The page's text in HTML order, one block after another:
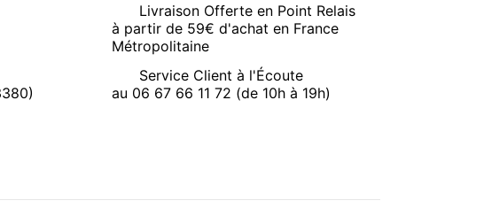
Livraison Offerte en Point Relais
à partir de 59€ d'achat en France
Métropolitaine
Service Client à l'Écoute
au 06 67 66 11 72 (de 10h à 19h)